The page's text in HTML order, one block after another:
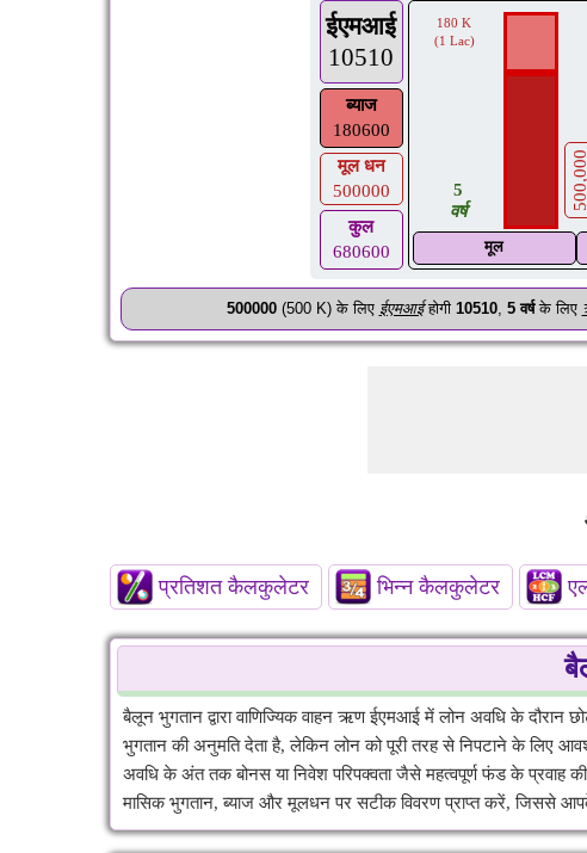
ईएमआई
10510
ब्याज
180600
मूल धन
500000
कुल
680600
180 K
(1 Lac)
5
वर्ष
500,000
मूल
500000(500 K) के लिए ईएमआईहोगी 10510, 5 वर्षके लिए
प्रतिशत कैलकुलेटर भिन्न कैलकुलेटर
बैलून भुगतान द्वारा वाणिज्यिक वाहन ऋण ईएमआई में लोन अवधि के
भुगतान की अनुमति देता है, लेकिन लोन को पूरी तरह से निपटाने के लिए
अवधि के अंत तक बोनस या निवेश परिपक्वता जैसे महत्वपूर्ण फंड के प्रवाह
मासिक भुगतान, ब्याज और मूलधन पर सटीक विवरण प्राप्त करें, जिससे